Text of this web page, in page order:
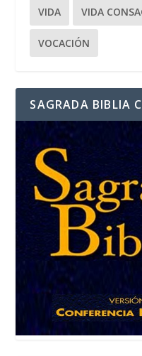
VIDA VIDA
VOCACIÓN
SAGRADA BIBLIA